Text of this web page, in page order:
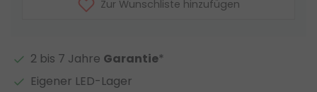
Zur Wunschliste hinzufügen
2 bis 7 Jahre Garantie*
Eigener LED-Lager